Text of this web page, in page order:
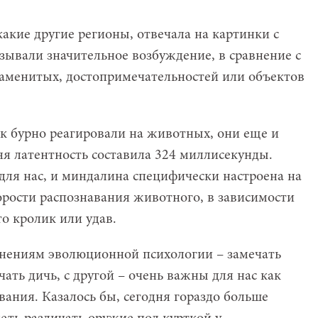
другие регионы, отвечала на картинки с
значительное возбуждение, в сравнение с
достопримечательностей или объектов
бурно реагировали на животных, они еще и
латентность составила 324 миллисекунды.
нас, и миндалина специфически настроена на
распознавания животного, в зависимости
кролик или удав.
эволюционной психологии – замечать
дичь, с другой – очень важны для нас как
Казалось бы, сегодня гораздо больше